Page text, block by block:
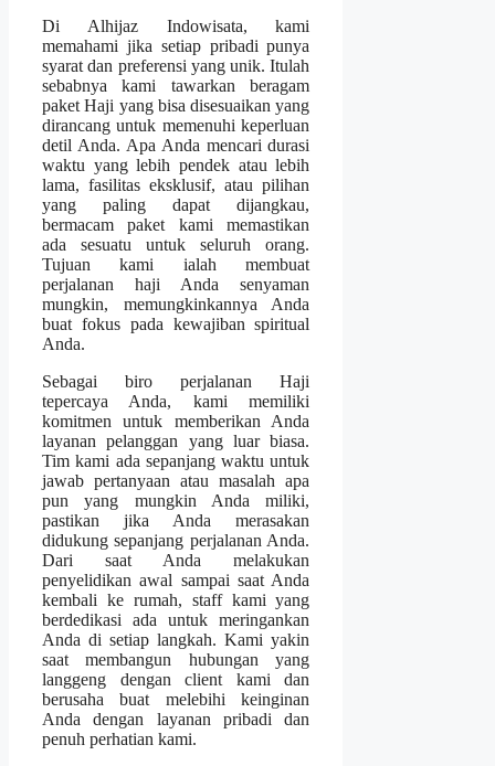
Di Alhijaz Indowisata, kami
memahami jika setiap pribadi punya
syarat dan preferensi yang unik. Itulah
sebabnya kami tawarkan beragam
paket Haji yang bisa disesuaikan yang
dirancang untuk memenuhi keperluan
detil Anda. Apa Anda mencari durasi
waktu yang lebih pendek atau lebih
lama, fasilitas eksklusif, atau pilihan
yang paling dapat dijangkau,
bermacam paket kami memastikan
ada sesuatu untuk seluruh orang.
Tujuan kami ialah membuat
perjalanan haji Anda senyaman
mungkin, memungkinkannya Anda
buat fokus pada kewajiban spiritual
Anda.
Sebagai biro perjalanan Haji
tepercaya Anda, kami memiliki
komitmen untuk memberikan Anda
layanan pelanggan yang luar biasa.
Tim kami ada sepanjang waktu untuk
jawab pertanyaan atau masalah apa
pun yang mungkin Anda miliki,
pastikan jika Anda merasakan
didukung sepanjang perjalanan Anda.
Dari saat Anda melakukan
penyelidikan awal sampai saat Anda
kembali ke rumah, staff kami yang
berdedikasi ada untuk meringankan
Anda di setiap langkah. Kami yakin
saat membangun hubungan yang
langgeng dengan client kami dan
berusaha buat melebihi keinginan
Anda dengan layanan pribadi dan
penuh perhatian kami.